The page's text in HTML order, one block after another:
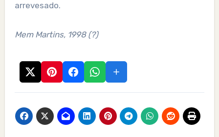
arrevesado.
Mem Martins, 1998 (?)